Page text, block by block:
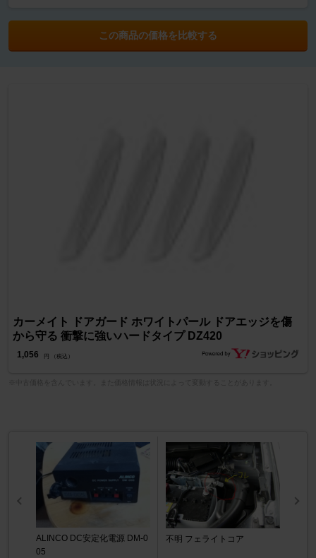
この商品の価格を比較する
カーメイト ドアガード ホワイトパール ドアエッジを傷
から守る 衝撃に強いハードタイプ DZ420
1,056 円 （税込）
ALINCO DC安定化電源 DM-0
05
不明 フェライトコア